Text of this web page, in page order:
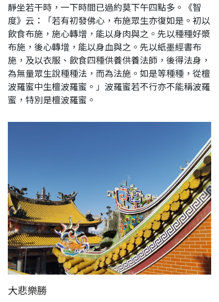
靜坐若干時，一下時間已過約莫下午四點多。《智
度》云：「若有初發佛心，布施眾生亦復如是。初以
飲食布施，施心轉增，能以身肉與之。先以種種好漿
布施，後心轉增，能以身血與之。先以紙墨經書布
施，及以衣服、飲食四種供養供養法師，後得法身，
為無量眾生說種種法，而為法施。如是等種種，從檀
波羅蜜中生檀波羅蜜。」波羅蜜若不行亦不能稱波羅
蜜，特別是檀波羅蜜。
大悲樂勝